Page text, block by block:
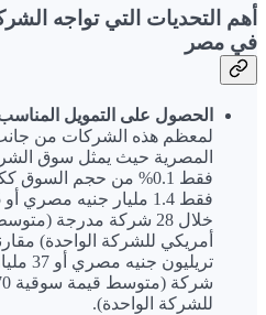
أهم التحديات التي تواجه
في مصر
الحصول على التمويل
لمعظم هذه الشركات من
المصرية حيث يمثل سوق
فقط 0.1% من حجم
للشركة الواحدة).